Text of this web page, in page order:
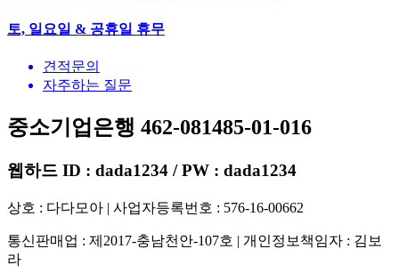
토, 일요일 & 공휴일 휴무
견적문의
자주하는 질문
중소기업은행 462-081485-01-016
웹하드 ID : dada1234 / PW : dada1234
상호 : 다다모아 | 사업자등록번호 : 576-16-00662
통신판매업 : 제2017-충남천안-107호 | 개인정보책임자 : 김보
라